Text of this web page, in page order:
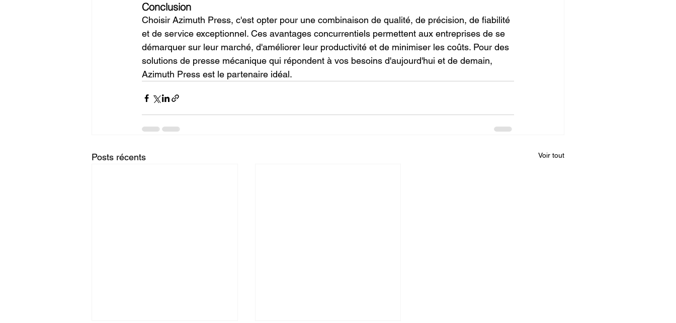
Conclusion
Choisir Azimuth Press, c'est opter pour une combinaison de qualité, de précision, de fiabilité
et de service exceptionnel. Ces avantages concurrentiels permettent aux entreprises de se
démarquer sur leur marché, d'améliorer leur productivité et de minimiser les coûts. Pour des
solutions de presse mécanique qui répondent à vos besoins d'aujourd'hui et de demain,
Azimuth Press est le partenaire idéal.
Posts récents Voir tout